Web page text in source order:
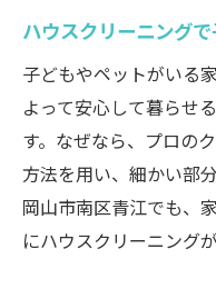
ハウスクリーニング
子どもやペットがいる
よって安心して暮らせ
す。なぜなら、プロの
方法を用い、細かい部
岡山市南区青江でも、
にハウスクリーニング